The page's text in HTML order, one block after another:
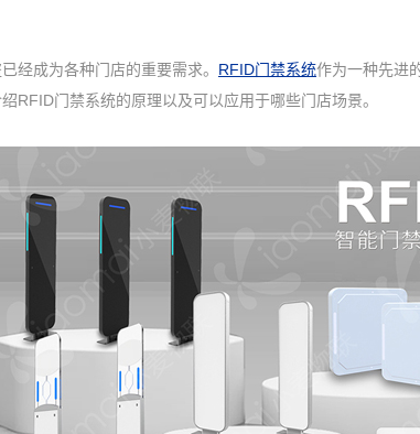
经成为各种门店的重要需求。 RFID门禁系统作为一种先进
RFID门禁系统的原理以及可以应用于哪些门店场景。